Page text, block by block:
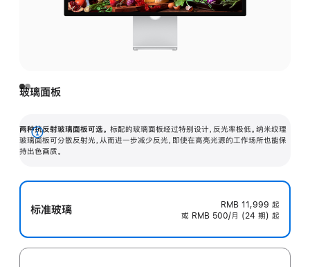
玻璃面板
两种抗反射玻璃面板可选。 标配的玻璃面板经过特别设计，反光率极低。纳米纹理
玻璃面板可分散反射光，从而进一步减少反光，即使在高亮光源的工作场所也能保
持出色画质。
展
开
标准玻璃 RMB 11,999 起
或 RMB 500/月 (24 期) 起